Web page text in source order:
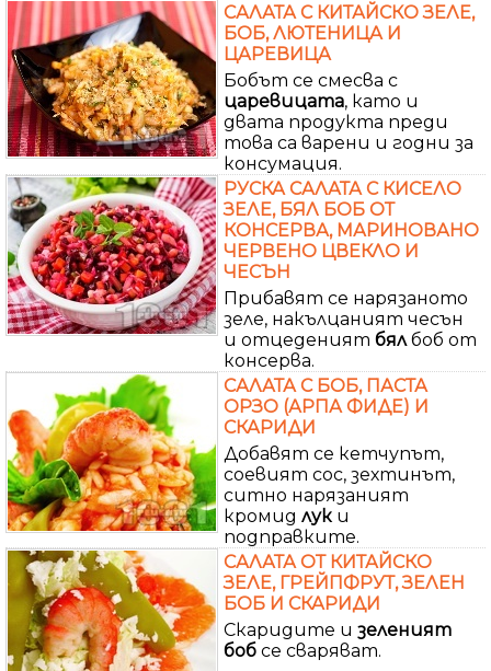
САЛАТА С КИТАЙСКО ЗЕЛЕ,
БОБ, ЛЮТЕНИЦА И
ЦАРЕВИЦА
Бобът се смесва с
царевицата, като и
двата продукта преди
това са варени и годни за
консумация.
РУСКА САЛАТА С КИСЕЛО
ЗЕЛЕ, БЯЛ БОБ ОТ
КОНСЕРВА, МАРИНОВАНО
ЧЕРВЕНО ЦВЕКЛО И
ЧЕСЪН
Прибавят се нарязаното
зеле, накълцаният чесън
и отцеденият бял боб от
консерва.
САЛАТА С БОБ, ПАСТА
ОРЗО (АРПА ФИДЕ) И
СКАРИДИ
Добавят се кетчупът,
соевият сос, зехтинът,
ситно нарязаният
кромид лук и
подправките.
САЛАТА ОТ КИТАЙСКО
ЗЕЛЕ, ГРЕЙПФРУТ, ЗЕЛЕН
БОБ И СКАРИДИ
Скаридите и зеленият
боб се сваряват.